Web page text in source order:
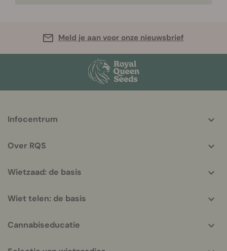
Meld je aan voor onze nieuwsbrief
helpful
Infocentrum
Over RQS
Wietzaad: de basis
Wiet telen: de basis
Cannabiseducatie